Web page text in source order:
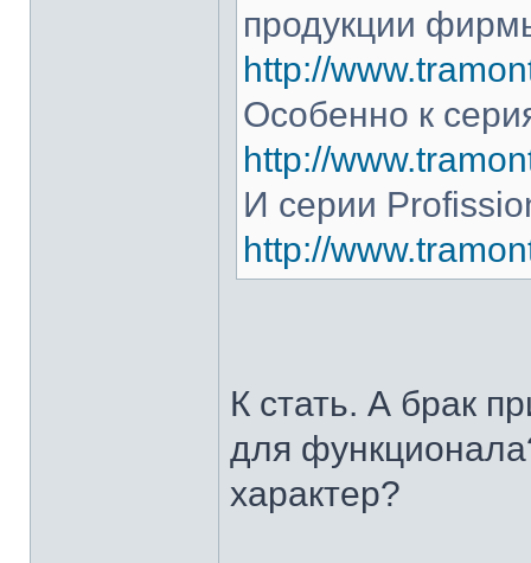
продукции
http://
Особенно к
http://
И серии
http://
К стать. А брак
для
характер?